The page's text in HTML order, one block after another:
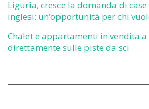
Liguria, cresce la domanda di
inglesi: un’opportunità per chi
Chalet e appartamenti in vendita
direttamente sulle piste da sci